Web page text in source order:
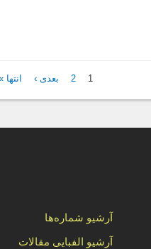
1
2 بعدی › انتها
آرشیو شماره‌ها
آرشیو الفبایی مقالات